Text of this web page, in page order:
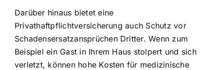
Darüber hinaus bietet eine
Privathaftpflichtversicherung auch Schutz vor
Schadensersatzansprüchen Dritter. Wenn zum
Beispiel ein Gast in Ihrem Haus stolpert und sich
verletzt, können hohe Kosten für medizinische